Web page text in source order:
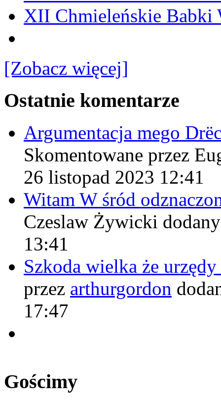
XII Chmieleńskie Babki
[Zobacz więcej]
Ostatnie komentarze
Argumentacja mego
Skomentowane przez
26 listopad 2023 12:41
Witam W śród
Czeslaw Żywicki
13:41
Szkoda wielka że
przez arthurgordon
17:47
Gościmy